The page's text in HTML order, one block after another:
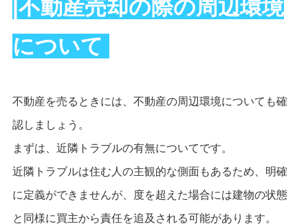
|不動産売却の際の周辺環境
について
不動産を売るときには、不動産の周辺環境についても確
認しましょう。
まずは、近隣トラブルの有無についてです。
近隣トラブルは住む人の主観的な側面もあるため、明確
に定義ができませんが、度を超えた場合には建物の状態
と同様に買主から責任を追及される可能があります。